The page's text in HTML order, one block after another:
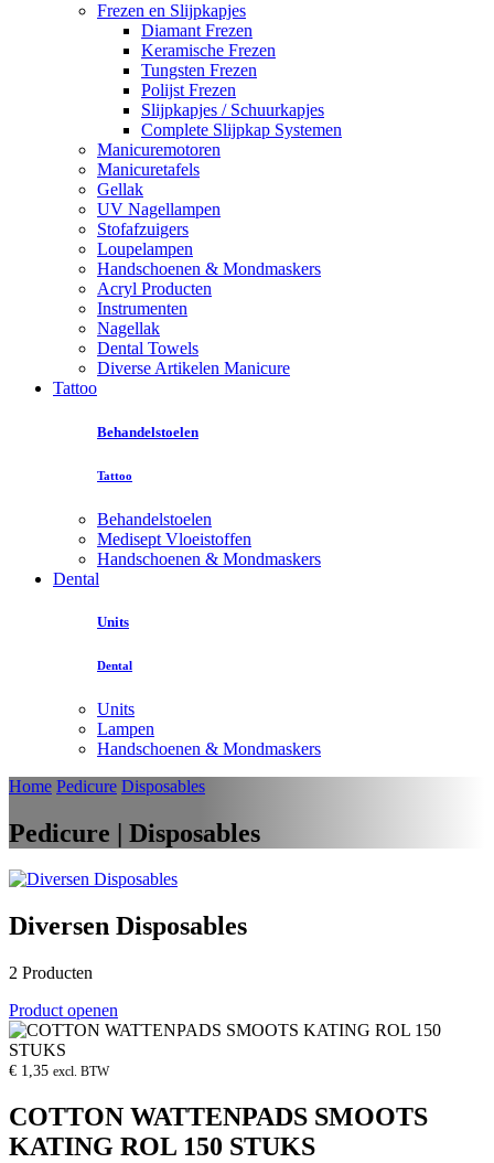
Frezen en Slijpkapjes
Diamant Frezen
Keramische Frezen
Tungsten Frezen
Polijst Frezen
Slijpkapjes / Schuurkapjes
Complete Slijpkap Systemen
Manicuremotoren
Manicuretafels
Gellak
UV Nagellampen
Stofafzuigers
Loupelampen
Handschoenen & Mondmaskers
Acryl Producten
Instrumenten
Nagellak
Dental Towels
Diverse Artikelen Manicure
Tattoo
Behandelstoelen
Tattoo
Behandelstoelen
Medisept Vloeistoffen
Handschoenen & Mondmaskers
Dental
Units
Dental
Units
Lampen
Handschoenen & Mondmaskers
Home Pedicure Disposables
Pedicure | Disposables
Diversen Disposables
2 Producten
Product openen
€ 1,35 excl. BTW
COTTON WATTENPADS SMOOTS
KATING ROL 150 STUKS